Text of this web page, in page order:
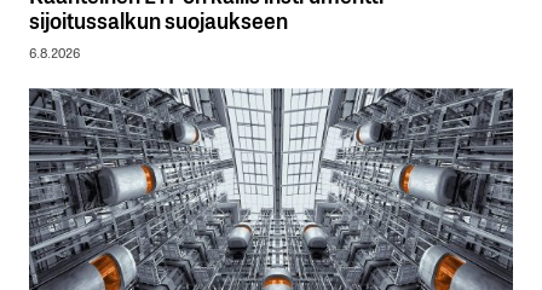
sijoitussalkun suojaukseen
6.8.2026